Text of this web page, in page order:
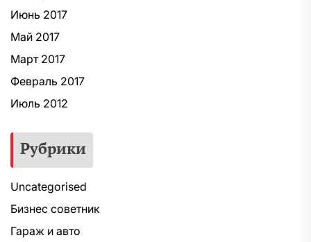
Июнь 2017
Май 2017
Март 2017
Февраль 2017
Июль 2012
Рубрики
Uncategorised
Бизнес советник
Гараж и авто